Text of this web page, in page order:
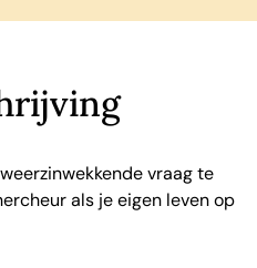
vraag te
als je eigen leven op